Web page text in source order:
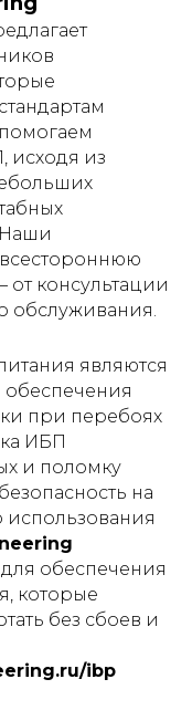
исходя из
консультации
обслуживания.
являются
при перебоях
ИБП
и поломку
на
использования
обеспечения
которые
без сбоев и
ibp